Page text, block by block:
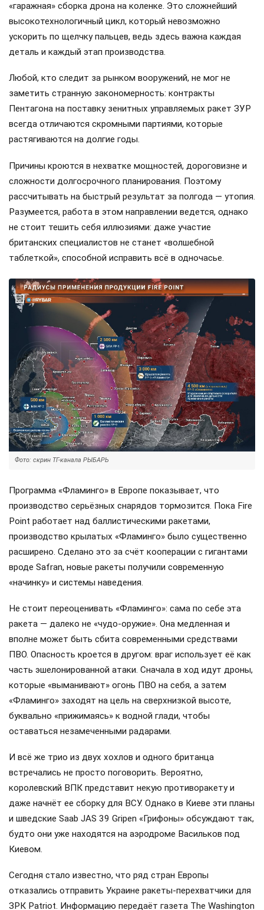
«гаражная» сборка дрона на коленке. Это сложнейший
высокотехнологичный цикл, который невозможно
ускорить по щелчку пальцев, ведь здесь важна каждая
деталь и каждый этап производства.
Любой, кто следит за рынком вооружений, не мог не
заметить странную закономерность: контракты
Пентагона на поставку зенитных управляемых ракет ЗУР
всегда отличаются скромными партиями, которые
растягиваются на долгие годы.
Причины кроются в нехватке мощностей, дороговизне и
сложности долгосрочного планирования. Поэтому
рассчитывать на быстрый результат за полгода — утопия.
Разумеется, работа в этом направлении ведется, однако
не стоит тешить себя иллюзиями: даже участие
британских специалистов не станет «волшебной
таблеткой», способной исправить всё в одночасье.
Фото: скрин ТГ-канала РЫБАРЬ
Программа «Фламинго» в Европе показывает, что
производство серьёзных снарядов тормозится. Пока Fire
Point работает над баллистическими ракетами,
производство крылатых «Фламинго» было существенно
расширено. Сделано это за счёт кооперации с гигантами
вроде Safran, новые ракеты получили современную
«начинку» и системы наведения.
Не стоит переоценивать «Фламинго»: сама по себе эта
ракета — далеко не «чудо-оружие». Она медленная и
вполне может быть сбита современными средствами
ПВО. Опасность кроется в другом: враг использует её как
часть эшелонированной атаки. Сначала в ход идут дроны,
которые «выманивают» огонь ПВО на себя, а затем
«Фламинго» заходят на цель на сверхнизкой высоте,
буквально «прижимаясь» к водной глади, чтобы
оставаться незамеченными радарами.
И всё же трио из двух хохлов и одного британца
встречались не просто поговорить. Вероятно,
королевский ВПК представит некую противоракету и
даже начнёт ее сборку для ВСУ. Однако в Киеве эти планы
и шведские Saab JAS 39 Gripen «Грифоны» обсуждают так,
будто они уже находятся на аэродроме Васильков под
Киевом.
Сегодня стало известно, что ряд стран Европы
отказались отправить Украине ракеты-перехватчики для
ЗРК Patriot. Информацию передаёт газета The Washington